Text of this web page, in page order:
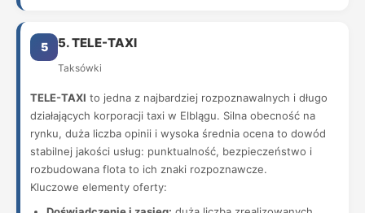
5 5. TELE-TAXI
Taksówki
TELE-TAXI to jedna z najbardziej rozpoznawalnych i długo
działających korporacji taxi w Elblągu. Silna obecność na
rynku, duża liczba opinii i wysoka średnia ocena to dowód
stabilnej jakości usług: punktualność, bezpieczeństwo i
rozbudowana flota to ich znaki rozpoznawcze.
Kluczowe elementy oferty: